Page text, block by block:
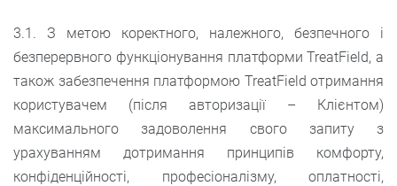
3.1. З метою коректного, належного, безпечного і
безперервного функціонування платформи TreatField, а
також забезпечення платформою TreatField отримання
користувачем (після авторизації – Клієнтом)
максимального задоволення свого запиту з
урахуванням дотримання принципів комфорту,
конфіденційності, професіоналізму, оплатності,